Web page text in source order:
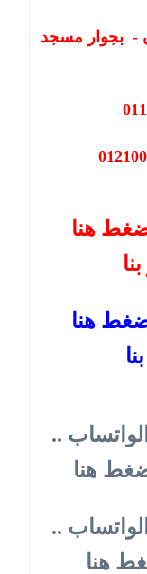
- بجوار مسجد
هنا
هنا
..
..